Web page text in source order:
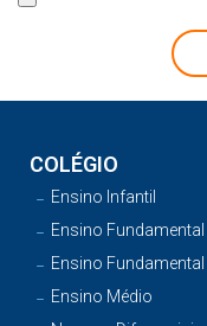
COLÉGIO
Ensino Infantil
Ensino Fundamental I
Ensino Fundamental II
Ensino Médio